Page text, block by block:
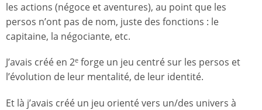
les actions (négoce et aventures), au point que les
persos n’ont pas de nom, juste des fonctions : le
capitaine, la négociante, etc.
J’avais créé en 2e forge un jeu centré sur les persos et
l’évolution de leur mentalité, de leur identité.
Et là j’avais créé un jeu orienté vers un/des univers à